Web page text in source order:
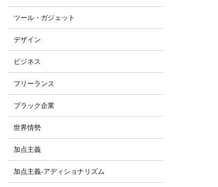
ツール・ガジェット
デザイン
ビジネス
フリーランス
ブラック企業
世界情勢
加点主義
加点主義-アディショナリズム